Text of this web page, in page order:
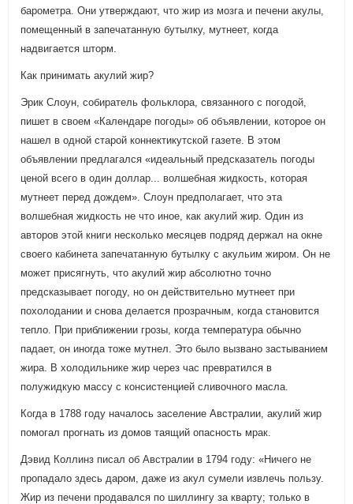
барометра. Они утверждают, что жир из мозга и печени акулы,
помещенный в запечатанную бутылку, мутнеет, когда
надвигается шторм.
Как принимать акулий жир?
Эрик Слоун, собиратель фольклора, связанного с погодой,
пишет в своем «Календаре погоды» об объявлении, которое он
нашел в одной старой коннектикутской газете. В этом
объявлении предлагался «идеальный предсказатель погоды
ценой всего в один доллар... волшебная жидкость, которая
мутнеет перед дождем». Слоун предполагает, что эта
волшебная жидкость не что иное, как акулий жир. Один из
авторов этой книги несколько месяцев подряд держал на окне
своего кабинета запечатанную бутылку с акульим жиром. Он не
может присягнуть, что акулий жир абсолютно точно
предсказывает погоду, но он действительно мутнеет при
похолодании и снова делается прозрачным, когда становится
тепло. При приближении грозы, когда температура обычно
падает, он иногда тоже мутнел. Это было вызвано застыванием
жира. В холодильнике жир через час превратился в
полужидкую массу с консистенцией сливочного масла.
Когда в 1788 году началось заселение Австралии, акулий жир
помогал прогнать из домов таящий опасность мрак.
Дэвид Коллинз писал об Австралии в 1794 году: «Ничего не
пропадало здесь даром, даже из акул сумели извлечь пользу.
Жир из печени продавался по шиллингу за кварту; только в